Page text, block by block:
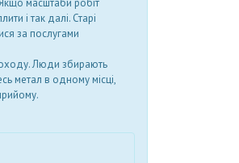
масштаби робіт
і так далі. Старі
за послугами
Люди збирають
метал в одному місці,